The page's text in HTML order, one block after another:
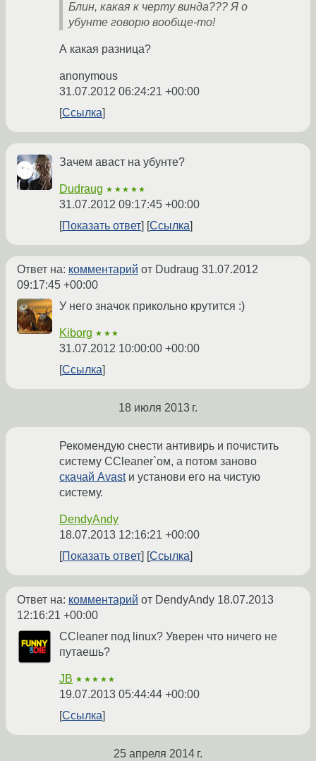
Блин, какая к черту винда??? Я о
убунте говорю вообще-то!
А какая разница?
anonymous
31.07.2012 06:24:21 +00:00
Ссылка
Зачем аваст на убунте?
Dudraug ★★★★★
31.07.2012 09:17:45 +00:00
Показать ответ
Ссылка
Ответ на: комментарий от Dudraug 31.07.2012
09:17:45 +00:00
У него значок прикольно крутится :)
Kiborg ★★★
31.07.2012 10:00:00 +00:00
Ссылка
18 июля 2013 г.
Рекомендую снести антивирь и почистить
систему CCleaner`ом, а потом заново
скачай Avastи установи его на чистую
систему.
DendyAndy
18.07.2013 12:16:21 +00:00
Показать ответ
Ссылка
Ответ на: комментарий от DendyAndy 18.07.2013
12:16:21 +00:00
CCleaner под linux? Уверен что ничего не
путаешь?
JB ★★★★★
19.07.2013 05:44:44 +00:00
Ссылка
25 апреля 2014 г.